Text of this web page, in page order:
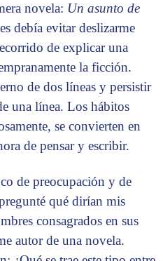
novela: Un asunto de
debía evitar deslizarme
de explicar una
la ficción.
de dos líneas y persistir
una línea. Los hábitos
se convierten en
de pensar y escribir.
de preocupación y de
qué dirían mis
consagrados en sus
autor de una novela.